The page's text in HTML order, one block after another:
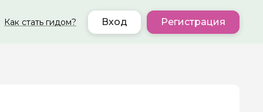
Как стать гидом? Вход Регистрация